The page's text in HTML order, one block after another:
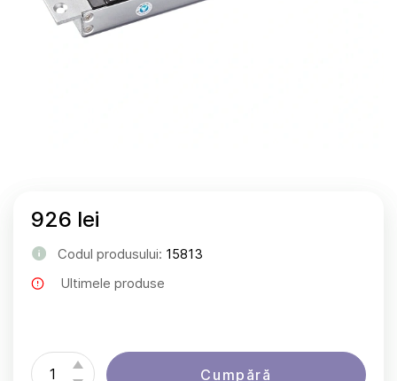
926 lei
Codul produsului: 15813
Ultimele produse
Cumpără